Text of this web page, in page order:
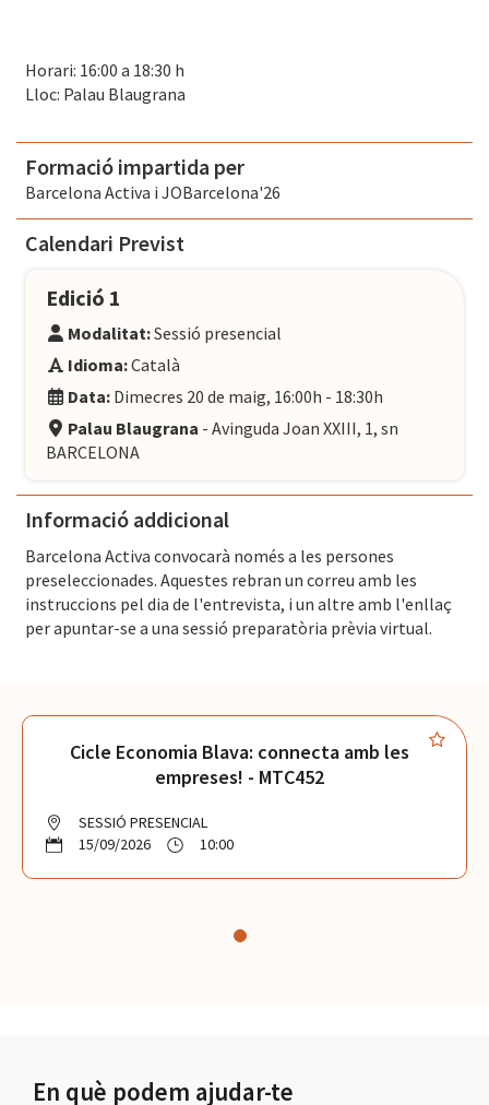
Horari: 16:00 a 18:30 h
Lloc: Palau Blaugrana
Formació impartida per
Barcelona Activa i JOBarcelona'26
Calendari Previst
Edició 1
Modalitat:Sessió presencial
Idioma:Català
Data: Dimecres 20 de maig, 16:00h - 18:30h
Palau Blaugrana - Avinguda Joan XXIII, 1, sn
BARCELONA
Informació addicional
Barcelona Activa convocarà només a les persones
preseleccionades. Aquestes rebran un correu amb les
instruccions pel dia de l'entrevista, i un altre amb l'enllaç
per apuntar-se a una sessió preparatòria prèvia virtual.
Cicle Economia Blava: connecta amb les
empreses! - MTC452
SESSIÓ PRESENCIAL
15/09/2026
10:00
En què podem ajudar-te